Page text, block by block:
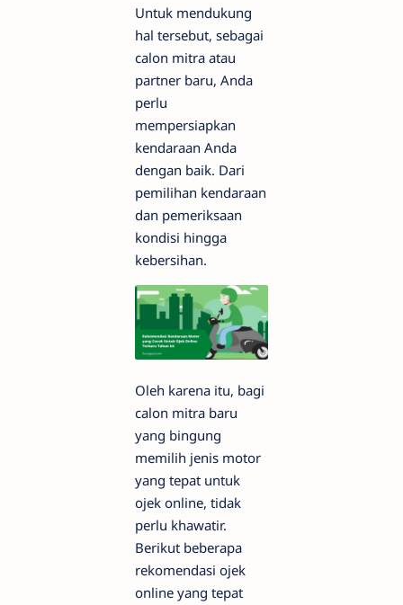
Untuk mendukung
hal tersebut, sebagai
calon mitra atau
partner baru, Anda
perlu
mempersiapkan
kendaraan Anda
dengan baik. Dari
pemilihan kendaraan
dan pemeriksaan
kondisi hingga
kebersihan.
Oleh karena itu, bagi
calon mitra baru
yang bingung
memilih jenis motor
yang tepat untuk
ojek online, tidak
perlu khawatir.
Berikut beberapa
rekomendasi ojek
online yang tepat